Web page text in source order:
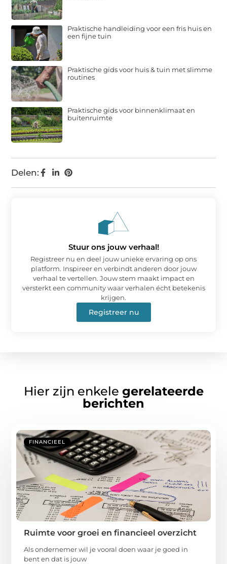
Delen:
Praktische handleiding voor een fris huis en
een fijne tuin
Praktische gids voor huis & tuin met slimme
routines
Praktische gids voor binnenklimaat en
buitenruimte
Stuur ons jouw verhaal!
Registreer nu en deel jouw unieke ervaring op ons
platform. Inspireer en verbindt anderen door jouw
verhaal te vertellen. Jouw stem maakt impact en
versterkt een community waar verhalen écht betekenis
krijgen.
Registreer nu
Hier zijn enkele gerelateerde
berichten
FINANCIEEL
Ruimte voor groei en financieel overzicht
Als ondernemer wil je vooral doen waar je goed in
bent en dat is jouw